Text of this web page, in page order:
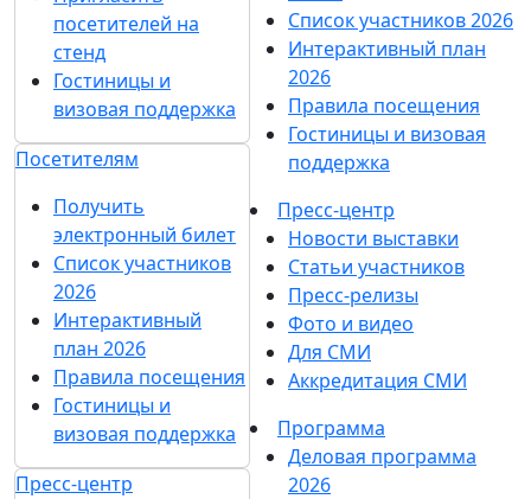
посетителей на
стенд
Гостиницы и
визовая поддержка
Посетителям
Получить
электронный билет
Список участников
2026
Интерактивный
план 2026
Правила посещения
Гостиницы и
визовая поддержка
Пресс-центр
Список участников 2026
Интерактивный план
2026
Правила посещения
Гостиницы и визовая
поддержка
Пресс-центр
Новости выставки
Статьи участников
Пресс-релизы
Фото и видео
Для СМИ
Аккредитация СМИ
Программа
Деловая программа
2026